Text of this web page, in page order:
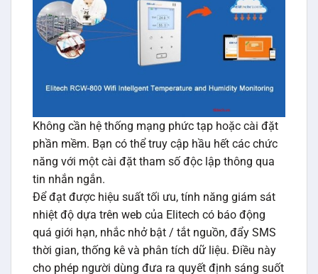
Không cần hệ thống mạng phức tạp hoặc cài đặt
phần mềm. Bạn có thể truy cập hầu hết các chức
năng với một cài đặt tham số độc lập thông qua
tin nhắn ngắn.
Để đạt được hiệu suất tối ưu, tính năng giám sát
nhiệt độ dựa trên web của Elitech có báo động
quá giới hạn, nhắc nhở bật / tắt nguồn, đẩy SMS
thời gian, thống kê và phân tích dữ liệu. Điều này
cho phép người dùng đưa ra quyết định sáng suốt